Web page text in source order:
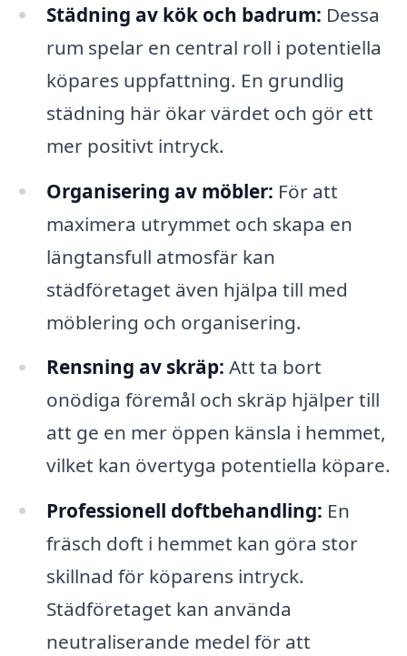
Städning av kök och badrum: Dessa
rum spelar en central roll i potentiella
köpares uppfattning. En grundlig
städning här ökar värdet och gör ett
mer positivt intryck.
Organisering av möbler: För att
maximera utrymmet och skapa en
längtansfull atmosfär kan
städföretaget även hjälpa till med
möblering och organisering.
Rensning av skräp: Att ta bort
onödiga föremål och skräp hjälper till
att ge en mer öppen känsla i hemmet,
vilket kan övertyga potentiella köpare.
Professionell doftbehandling: En
fräsch doft i hemmet kan göra stor
skillnad för köparens intryck.
Städföretaget kan använda
neutraliserande medel för att